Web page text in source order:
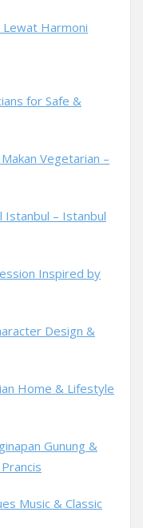
Lewat Harmoni
for Safe &
Vegetarian –
Istanbul – Istanbul
Inspired by
Design &
Home & Lifestyle
Gunung &
Music & Classic